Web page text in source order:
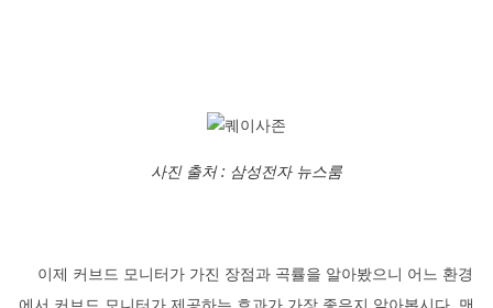
사진 출처 : 삼성전자 뉴스룸
이제 커브드 모니터가 가진 장점과 곡률을 알아봤으니 어느 환경